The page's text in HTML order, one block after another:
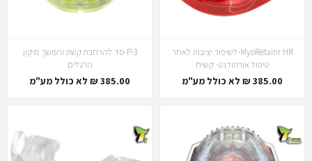
MyoRetainr HR-לשיפור יציבות לאחר
טיפול אורתודנט- קשיח
385.00 ₪ לא כולל מע"מ
P-3-סד להרחבת קשת והמשך תיקון
הרגלים
385.00 ₪ לא כולל מע"מ